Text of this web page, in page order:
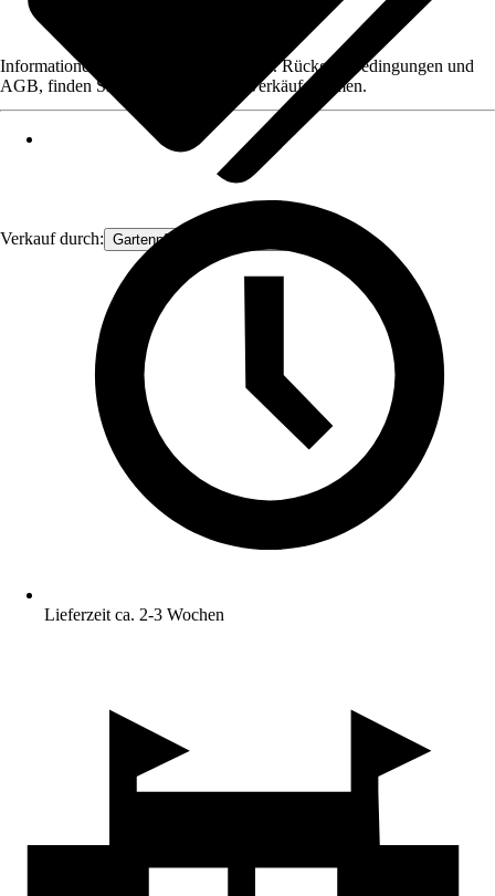
Verkauf durch: Gartenpflanzen Ammerland
Informationen des Verkäufers, wie z. B. Rückgabebedingungen und
AGB, finden Sie bei Klick auf den Verkäufernamen.
Lieferzeit ca. 2-3 Wochen